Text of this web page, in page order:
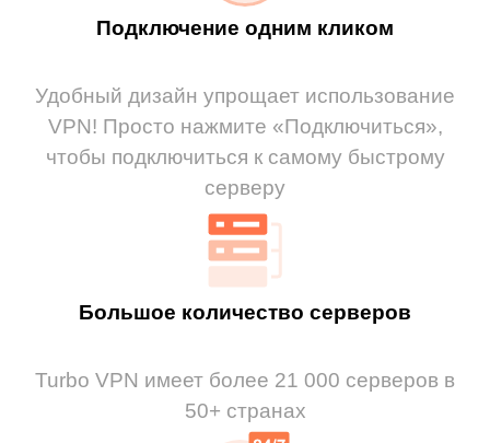
Подключение одним кликом
Удобный дизайн упрощает использование
VPN! Просто нажмите «Подключиться»,
чтобы подключиться к самому быстрому
серверу
Большое количество серверов
Turbo VPN имеет более 21 000 серверов в
50+ странах